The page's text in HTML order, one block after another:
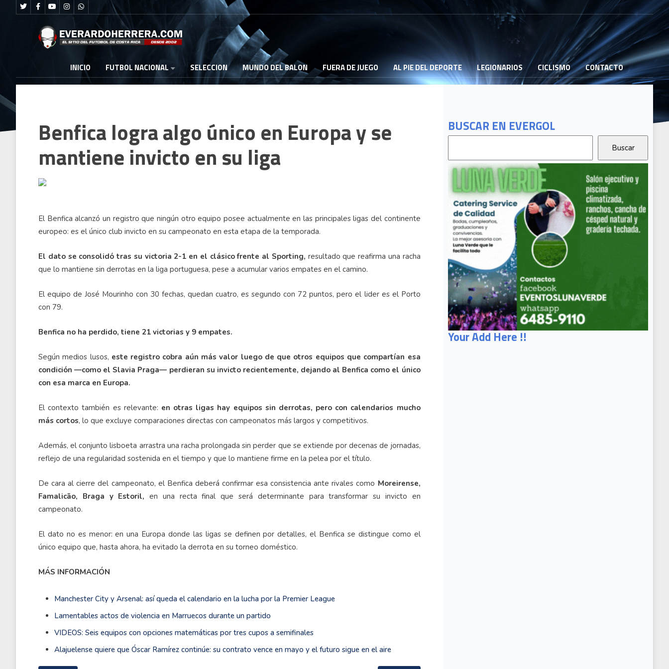
INICIO FUTBOL NACIONAL SELECCION MUNDO DEL BALON FUERA DE JUEGO AL PIE DEL DEPORTE LEGIONARIOS CICLISMO CONTACTO
BUSCAR EN EVERGOL
Your Add Here !!
Benfica logra algo único en Europa y se
mantiene invicto en su liga
El Benfica alcanzó un registro que ningún otro equipo posee actualmente en las principales ligas del continente
europeo: es el único club invicto en su campeonato en esta etapa de la temporada.
El dato se consolidó tras su victoria 2-1 en el clásico frente al Sporting, resultado que reafirma una racha
que lo mantiene sin derrotas en la liga portuguesa, pese a acumular varios empates en el camino.
El equipo de José Mourinho con 30 fechas, quedan cuatro, es segundo con 72 puntos, pero el lider es el Porto
con 79.
Benfica no ha perdido, tiene 21 victorias y 9 empates.
Según medios lusos, este registro cobra aún más valor luego de que otros equipos que compartían esa
condición —como el Slavia Praga— perdieran su invicto recientemente, dejando al Benfica como el único
con esa marca en Europa.
El contexto también es relevante: en otras ligas hay equipos sin derrotas, pero con calendarios mucho
más cortos, lo que excluye comparaciones directas con campeonatos más largos y competitivos.
Además, el conjunto lisboeta arrastra una racha prolongada sin perder que se extiende por decenas de jornadas,
reflejo de una regularidad sostenida en el tiempo y que lo mantiene firme en la pelea por el título.
De cara al cierre del campeonato, el Benfica deberá confirmar esa consistencia ante rivales como Moreirense,
Famalicão, Braga y Estoril, en una recta final que será determinante para transformar su invicto en
campeonato.
El dato no es menor: en una Europa donde las ligas se definen por detalles, el Benfica se distingue como el
único equipo que, hasta ahora, ha evitado la derrota en su torneo doméstico.
MÁS INFORMACIÓN
Manchester City y Arsenal: así queda el calendario en la lucha por la Premier League
Lamentables actos de violencia en Marruecos durante un partido
VIDEOS: Seis equipos con opciones matemáticas por tres cupos a semifinales
Alajuelense quiere que Óscar Ramírez continúe: su contrato vence en mayo y el futuro sigue en el aire